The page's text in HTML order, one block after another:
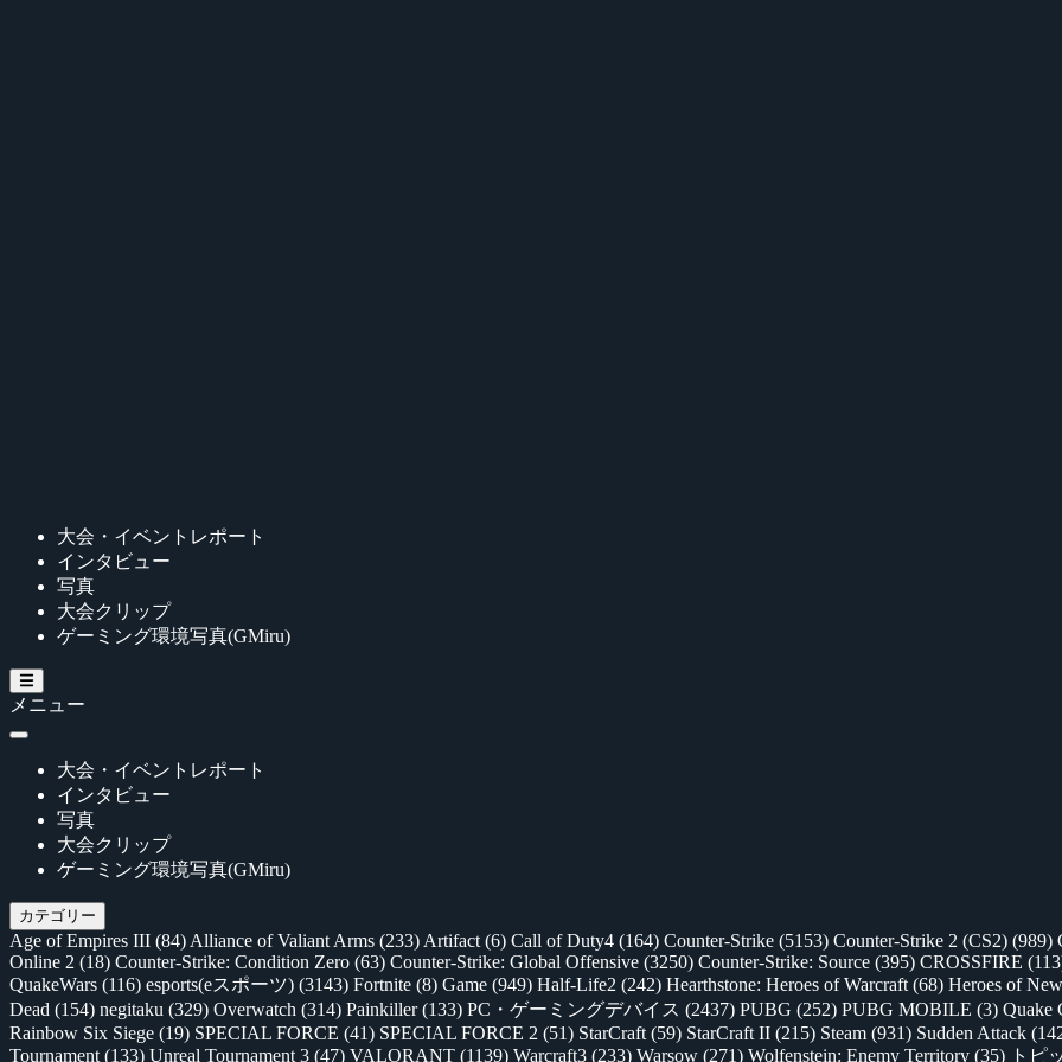
大会・イベントレポート
インタビュー
写真
大会クリップ
ゲーミング環境写真(GMiru)
メニュー
大会・イベントレポート
インタビュー
写真
大会クリップ
ゲーミング環境写真(GMiru)
カテゴリー
Age of Empires III (84) Alliance of Valiant Arms (233) Artifact (6) Call of Duty4 (164) Counter-Strike (5153) Counter-Strike 2 (CS2) (989)
Online 2 (18) Counter-Strike: Condition Zero (63) Counter-Strike: Global Offensive (3250) Counter-Strike: Source (395) CROSSFIRE
QuakeWars (116) esports(eスポーツ) (3143) Fortnite (8) Game (949) Half-Life2 (242) Hearthstone: Heroes of Warcraft (68) Heroes of
Dead (154) negitaku (329) Overwatch (314) Painkiller(133) PC・ゲーミングデバイス (2437) PUBG (252) PUBG MOBILE (3) Quake
Rainbow Six Siege (19) SPECIAL FORCE (41) SPECIAL FORCE 2 (51) StarCraft (59) StarCraft II (215) Steam (931) Sudden Attack
Tournament (133) Unreal Tournament 3 (47) VALORANT (1139) Warcraft3 (233) Warsow (271) Wolfenstein: Enemy Territory (35) トピ